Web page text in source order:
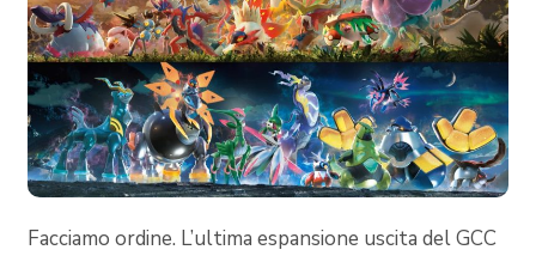
Facciamo ordine. L’ultima espansione uscita del GCC